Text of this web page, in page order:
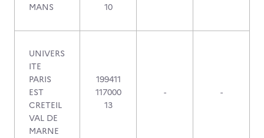
MANS
10
UNIVERS
ITE
PARIS
EST
CRETEIL
VAL DE
MARNE
199411
117000
13
- -